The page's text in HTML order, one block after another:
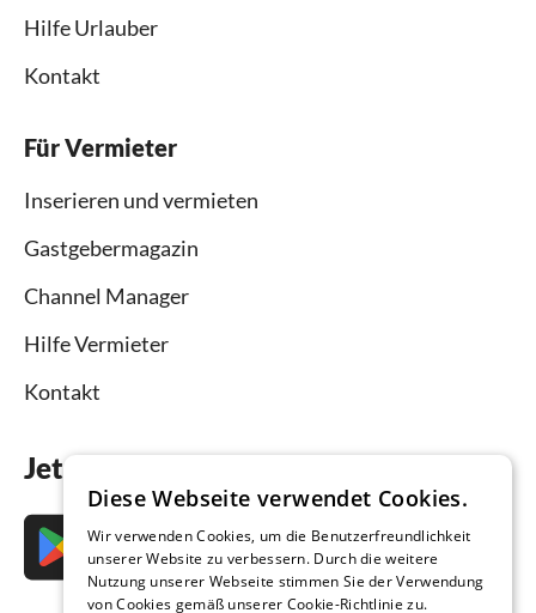
Hilfe Urlauber
Kontakt
Für Vermieter
Inserieren und vermieten
Gastgebermagazin
Channel Manager
Hilfe Vermieter
Kontakt
Jetzt die App downloaden
Diese Webseite verwendet Cookies.
Wir verwenden Cookies, um die Benutzerfreundlichkeit
unserer Website zu verbessern. Durch die weitere
Nutzung unserer Webseite stimmen Sie der Verwendung
von Cookies gemäß unserer Cookie-Richtlinie zu.